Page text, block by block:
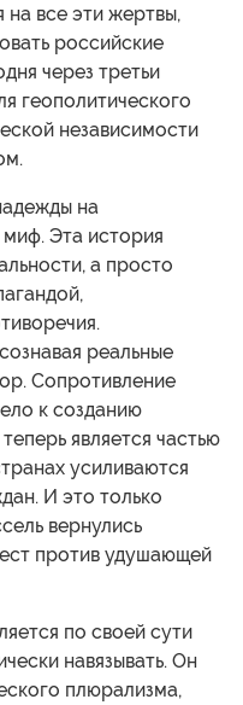
все эти жертвы,
российские
через третьи
геополитического
независимости
на
Эта история
а просто
реальные
Сопротивление
к созданию
является частью
усиливаются
И это только
вернулись
против удушающей
по своей сути
навязывать. Он
плюрализма,